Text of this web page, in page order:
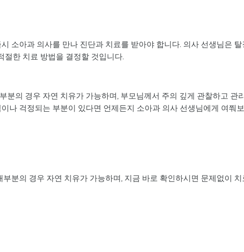
소아과 의사를 만나 진단과 치료를 받아야 합니다. 의사 선생님은 탈
절한 치료 방법을 결정할 것입니다.
분의 경우 자연 치유가 가능하며, 부모님께서 주의 깊게 관찰하고 관
나 걱정되는 부분이 있다면 언제든지 소아과 의사 선생님에게 여쭤보
분의 경우 자연 치유가 가능하며, 지금 바로 확인하시면 문제없이 치